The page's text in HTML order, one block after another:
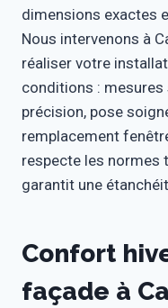
dimensions exactes
Nous intervenons à
réaliser votre
conditions :
précision, pose
remplacement
respecte les normes
garantit une
Confort
façade à